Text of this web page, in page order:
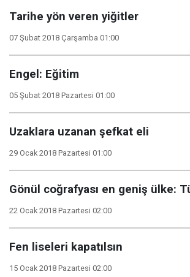
Tarihe yön veren yiğitler
07 Şubat 2018 Çarşamba 01:00
Engel: Eğitim
05 Şubat 2018 Pazartesi 01:00
Uzaklara uzanan şefkat eli
29 Ocak 2018 Pazartesi 01:00
Gönül coğrafyası en geniş ülke:
22 Ocak 2018 Pazartesi 02:00
Fen liseleri kapatılsın
15 Ocak 2018 Pazartesi 02:00